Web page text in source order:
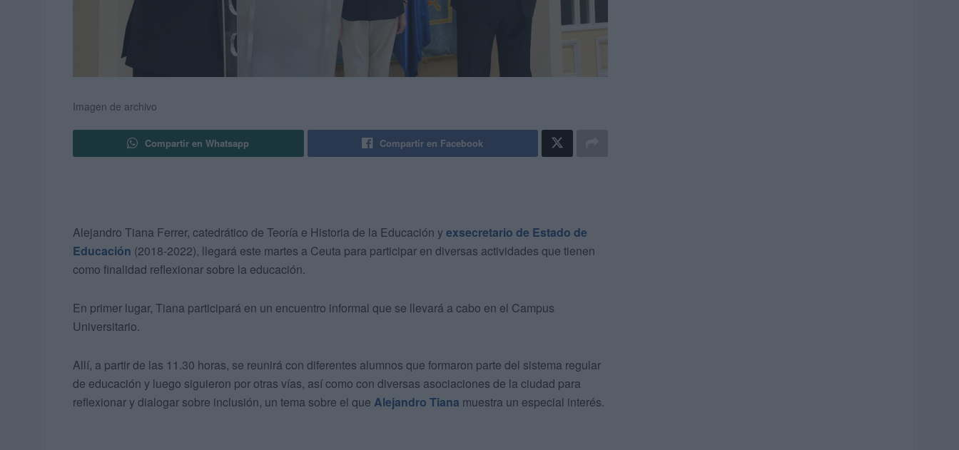
Imagen de archivo
Compartir en Whatsapp Compartir en Facebook
Alejandro Tiana Ferrer, catedrático de Teoría e Historia de la Educación yexsecretario de Estado de
Educación (2018-2022), llegará este martes a Ceuta para participar en diversas actividades que tienen
como finalidad reflexionar sobre la educación.
En primer lugar, Tiana participará en un encuentro informal que se llevará a cabo en el Campus
Universitario.
Allí, a partir de las 11.30 horas, se reunirá con diferentes alumnos que formaron parte del sistema regular
de educación y luego siguieron por otras vías, así como con diversas asociaciones de la ciudad para
reflexionar y dialogar sobre inclusión, un tema sobre el que Alejandro Tiana muestra un especial interés.